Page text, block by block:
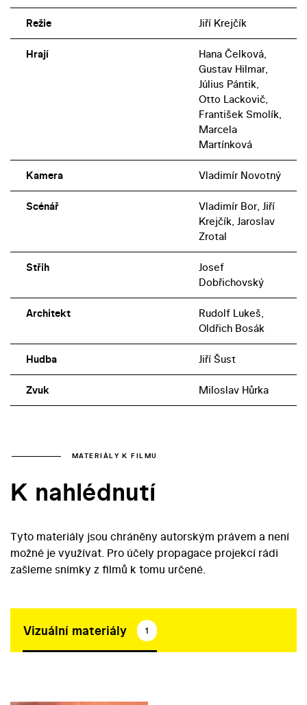
Režie Jiří Krejčík
Hrají
Hana Čelková,
Gustav Hilmar,
Július Pántik,
Otto Lackovič,
František Smolík,
Marcela
Martínková
Kamera Vladimír Novotný
Scénář
Vladimír Bor, Jiří
Krejčík, Jaroslav
Zrotal
Střih
Josef
Dobřichovský
Architekt
Rudolf Lukeš,
Oldřich Bosák
Hudba Jiří Šust
Zvuk Miloslav Hůrka
MATERIÁLY K FILMU
K nahlédnutí
Tyto materiály jsou chráněny autorským právem a není
možné je využívat. Pro účely propagace projekcí rádi
zašleme snímky z filmů k tomu určené.
Vizuální materiály 1